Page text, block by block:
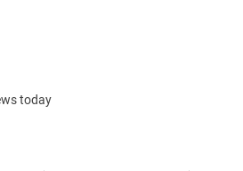
today